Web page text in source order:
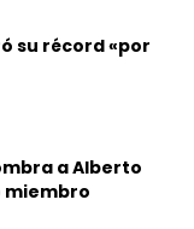
su récord «por
a Alberto